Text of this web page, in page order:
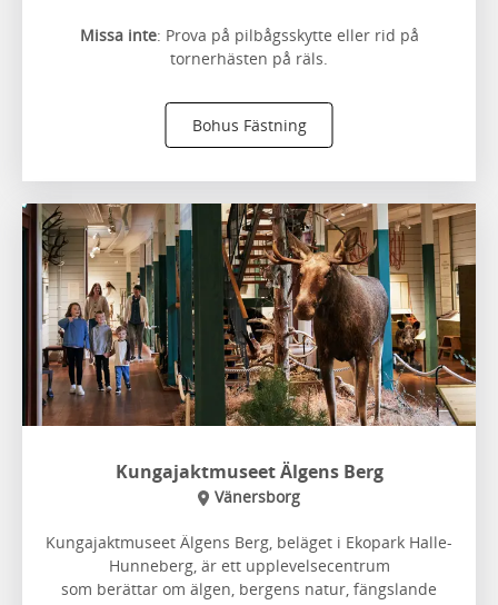
Missa inte: Prova på pilbågsskytte eller rid på
tornerhästen på räls.
Bohus Fästning
Kungajaktmuseet Älgens Berg
Vänersborg
Kungajaktmuseet Älgens Berg, beläget i Ekopark Halle-
Hunneberg, är ett upplevelsecentrum
som berättar om älgen, bergens natur, fängslande